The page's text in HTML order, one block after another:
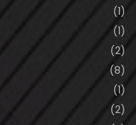
(1)
(1)
(2)
(8)
(1)
(2)